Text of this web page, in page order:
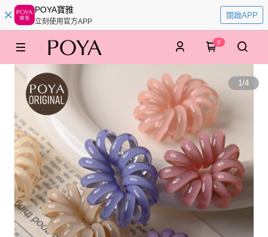
POYA寶雅
立刻使用官方APP
開啟APP
0
1/4